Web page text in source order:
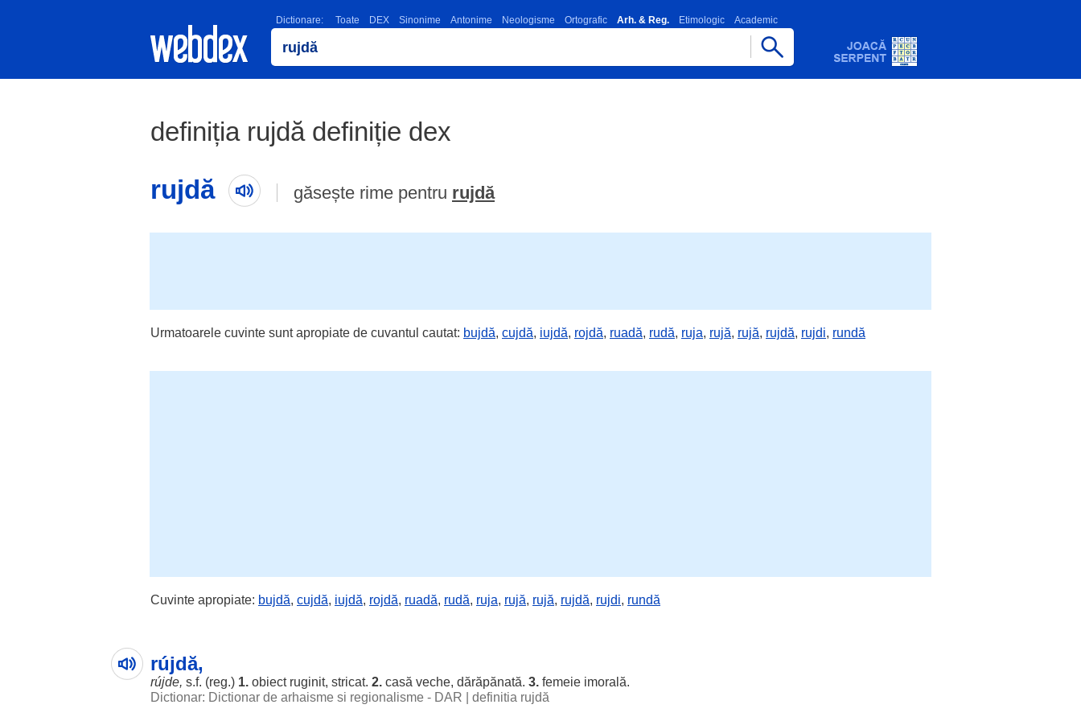
Dictionare: Toate DEX Sinonime Antonime Neologisme Ortografic Arh. & Reg. Etimologic Academic
definiția rujdă definiție dex
rujdă
găsește rime pentru rujdă
Urmatoarele cuvinte sunt apropiate de cuvantul cautat: bujdă, cujdă, iujdă, rojdă, ruadă, rudă, ruja, rujă, rujă, rujdă, rujdi, rundă
Cuvinte apropiate: bujdă, cujdă, iujdă, rojdă, ruadă, rudă, ruja, rujă, rujă, rujdă, rujdi, rundă
rújdă,
rújde, s.f. (reg.) 1. obiect ruginit, stricat. 2. casă veche, dărăpănată. 3. femeie imorală.
Dictionar: Dictionar de arhaisme si regionalisme - DAR
definitia rujdă